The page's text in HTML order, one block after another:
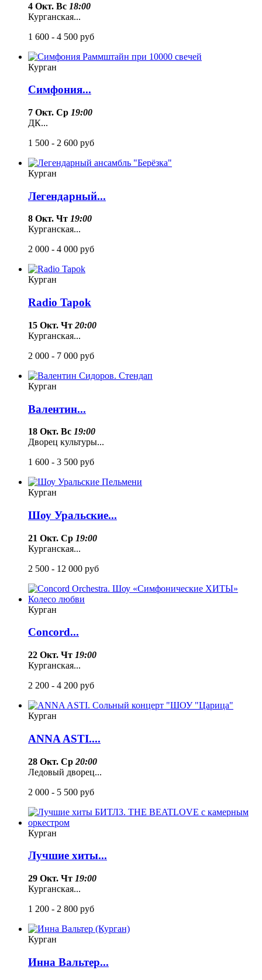
4 Окт. Вс 18:00
Курганская...
1 600 - 4 500 руб
Курган
Симфония...
7 Окт. Ср 19:00
ДК...
1 500 - 2 600 руб
Курган
Легендарный...
8 Окт. Чт 19:00
Курганская...
2 000 - 4 000 руб
Курган
Radio Tapok
15 Окт. Чт 20:00
Курганская...
2 000 - 7 000 руб
Курган
Валентин...
18 Окт. Вс 19:00
Дворец культуры...
1 600 - 3 500 руб
Курган
Шоу Уральские...
21 Окт. Ср 19:00
Курганская...
2 500 - 12 000 руб
Курган
Concord...
22 Окт. Чт 19:00
Курганская...
2 200 - 4 200 руб
Курган
ANNA ASTI....
28 Окт. Ср 20:00
Ледовый дворец...
2 000 - 5 500 руб
Курган
Лучшие хиты...
29 Окт. Чт 19:00
Курганская...
1 200 - 2 800 руб
Курган
Инна Вальтер...